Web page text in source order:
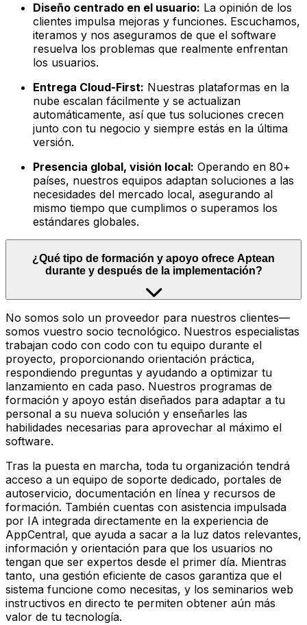
Diseño centrado en el usuario: La opinión de los
clientes impulsa mejoras y funciones. Escuchamos,
iteramos y nos aseguramos de que el software
resuelva los problemas que realmente enfrentan
los usuarios.
Entrega Cloud-First: Nuestras plataformas en la
nube escalan fácilmente y se actualizan
automáticamente, así que tus soluciones crecen
junto con tu negocio y siempre estás en la última
versión.
Presencia global, visión local: Operando en 80+
países, nuestros equipos adaptan soluciones a las
necesidades del mercado local, asegurando al
mismo tiempo que cumplimos o superamos los
estándares globales.
¿Qué tipo de formación y apoyo ofrece Aptean
durante y después de la implementación?
No somos solo un proveedor para nuestros clientes—
somos vuestro socio tecnológico. Nuestros especialistas
trabajan codo con codo con tu equipo durante el
proyecto, proporcionando orientación práctica,
respondiendo preguntas y ayudando a optimizar tu
lanzamiento en cada paso. Nuestros programas de
formación y apoyo están diseñados para adaptar a tu
personal a su nueva solución y enseñarles las
habilidades necesarias para aprovechar al máximo el
software.
Tras la puesta en marcha, toda tu organización tendrá
acceso a un equipo de soporte dedicado, portales de
autoservicio, documentación en línea y recursos de
formación. También cuentas con asistencia impulsada
por IA integrada directamente en la experiencia de
AppCentral, que ayuda a sacar a la luz datos relevantes,
información y orientación para que los usuarios no
tengan que ser expertos desde el primer día. Mientras
tanto, una gestión eficiente de casos garantiza que el
sistema funcione como necesitas, y los seminarios web
instructivos en directo te permiten obtener aún más
valor de tu tecnología.